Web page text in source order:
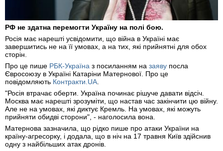
РФ не здатна перемогти Україну на полі бою.
Росія має нарешті усвідомити, що війна в Україні має
завершитись не на її умовах, а на тих, які прийнятні для обох
сторін.
Про це пише РБК-Україна з посиланням на заяву посла
Євросоюзу в Україні Катаріни Матернової. Про це
повідомляють Контракти.UA
"Росія втрачає оберти. Україна починає рішуче давати відсіч.
Москва має нарешті зрозуміти, що настав час закінчити цю війну.
Але не на умовах, які диктує Кремль. На умовах, які можуть
прийняти обидві сторони", - наголосила вона.
Матернова зазначила, що рідко пише про атаки України на
країну-агресорку, і додала, що в ніч на 17 травня Київ здійснив
одну з найбільших атак дронів.